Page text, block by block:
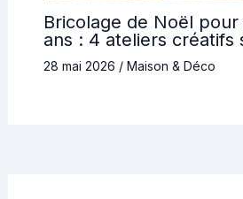
Bricolage de Noël
ans : 4 ateliers créatifs
28 mai 2026 / Maison & Déco